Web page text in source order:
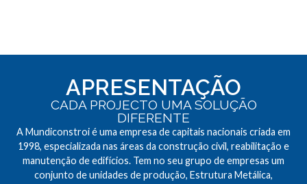
APRESENTAÇÃO
CADA PROJECTO UMA SOLUÇÃO
DIFERENTE
A Mundiconstroi é uma empresa de capitais nacionais criada em
1998, especializada nas áreas da construção civil, reabilitação e
manutenção de edifícios. Tem no seu grupo de empresas um
conjunto de unidades de produção, Estrutura Metálica,